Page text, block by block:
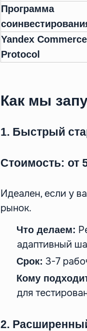
Программа
Yandex Commerce
Protocol
Как мы
1. Быстрый
Стоимость: от
Идеален, если у
рынок.
Что делаем:
адаптивный
Срок: 3-7
Кому
для
2.